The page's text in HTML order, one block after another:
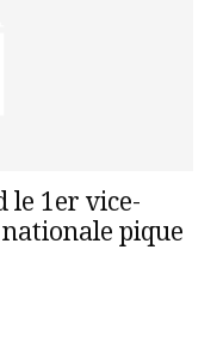
le 1er vice-
pique